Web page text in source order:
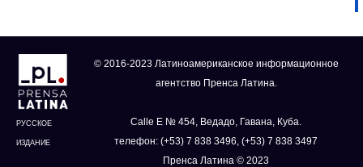
РУССКОЕ
ИЗДАНИЕ
© 2016-2023 Латиноамериканское информационное
агентство Пренса Латина.
Calle E № 454, Ведадо, Гавана, Куба.
телефон: (+53) 7 838 3496, (+53) 7 838 3497
Пренса Латина © 2023